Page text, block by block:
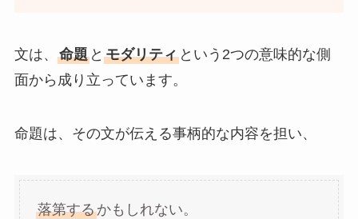
文は、 命題と モダリティという2つの意味的な側
面から成り立っています。
命題は、その文が伝える事柄的な内容を担い、
落第するかもしれない。